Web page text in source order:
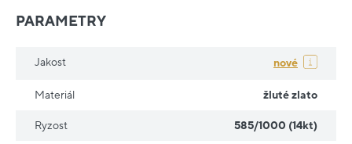
PARAMETRY
Jakost nové
Materiál žluté zlato
Ryzost 585/1000 (14kt)